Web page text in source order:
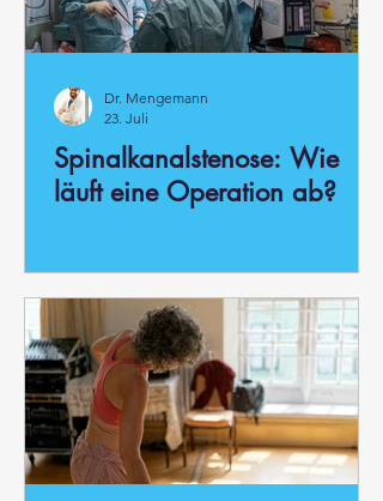
Spinalkanalstenose: Wie
läuft eine Operation ab?
Dr. Mengemann
23. Juli